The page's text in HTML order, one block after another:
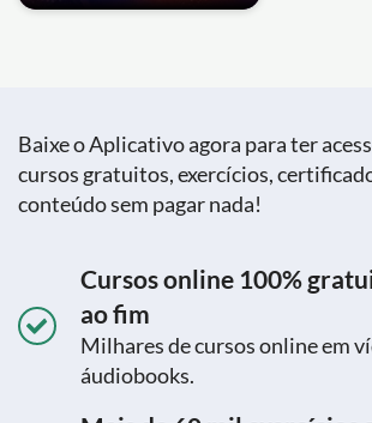
Baixe o Aplicativo agora para ter
cursos gratuitos, exercícios,
conteúdo sem pagar nada!
Cursos online 100%
ao fim
Milhares de cursos online em
áudiobooks.